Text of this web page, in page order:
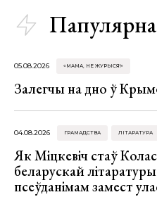
05.08.2026 «МАМА, НЕ ЖУРЫСЯ!»
Залегчы на дно ў
04.08.2026 ГРАМАДСТВА ЛІТАРАТУРА
Як Міцкевіч стаў
беларускай
псеўданімам замест